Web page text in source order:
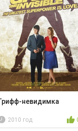
невидимка
2010 год